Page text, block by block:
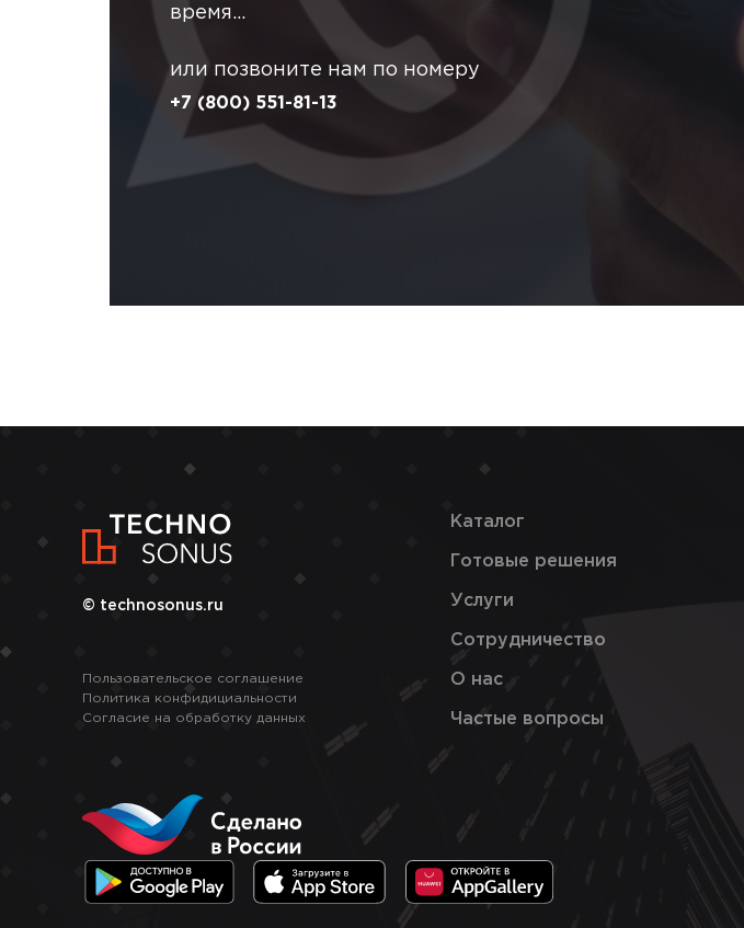
время...
или позвоните нам по номеру
+7 (800) 551-81-13
© technosonus.ru
Пользовательское соглашение
Политика конфидициальности
Согласие на обработку данных
Каталог
Готовые решения
Услуги
Сотрудничество
О нас
Частые вопросы